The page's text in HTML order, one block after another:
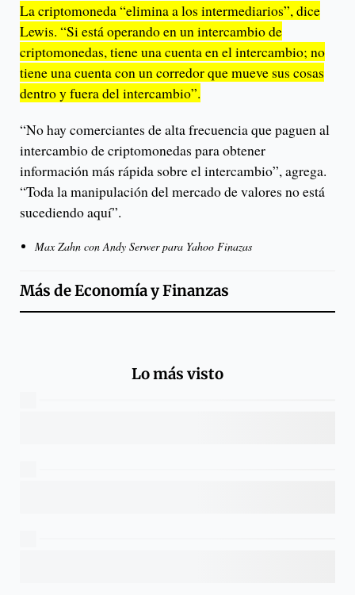
La criptomoneda “elimina a los intermediarios”, dice
Lewis. “Si está operando en un intercambio de
criptomonedas, tiene una cuenta en el intercambio; no
tiene una cuenta con un corredor que mueve sus cosas
dentro y fuera del intercambio”.
“No hay comerciantes de alta frecuencia que paguen al
intercambio de criptomonedas para obtener
información más rápida sobre el intercambio”, agrega.
“Toda la manipulación del mercado de valores no está
sucediendo aquí”.
Max Zahn con Andy Serwer para Yahoo Finazas
Más deEconomía y Finanzas
Lo más visto